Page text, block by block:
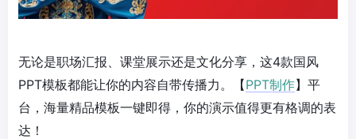
无论是职场汇报、课堂展示还是文化分享，这4款国风
PPT模板都能让你的内容自带传播力。【PPT制作】平
台，海量精品模板一键即得，你的演示值得更有格调的表
达！